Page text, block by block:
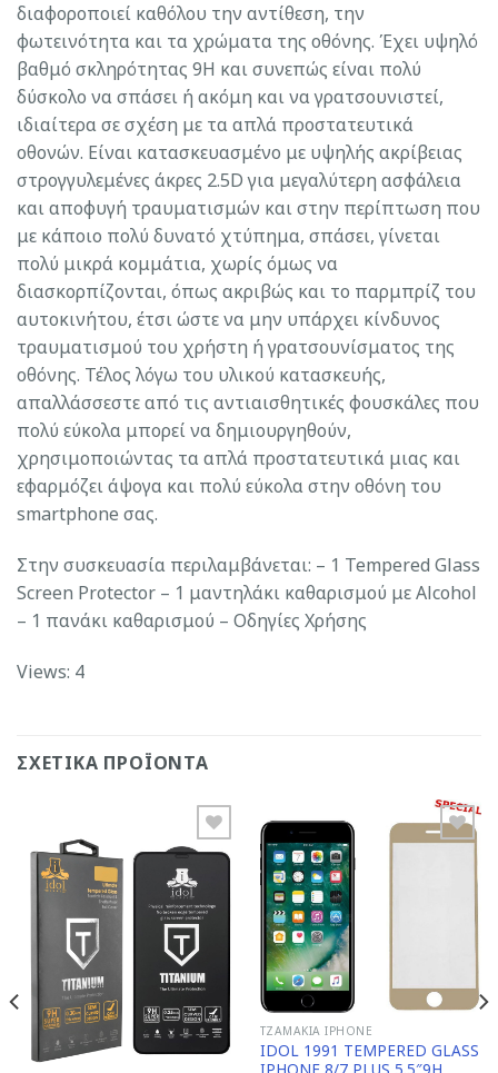
διαφοροποιεί καθόλου την αντίθεση, την
φωτεινότητα και τα χρώματα της οθόνης. Έχει υψηλό
βαθμό σκληρότητας 9H και συνεπώς είναι πολύ
δύσκολο να σπάσει ή ακόμη και να γρατσουνιστεί,
ιδιαίτερα σε σχέση με τα απλά προστατευτικά
οθονών. Είναι κατασκευασμένο με υψηλής ακρίβειας
στρογγυλεμένες άκρες 2.5D για μεγαλύτερη ασφάλεια
και αποφυγή τραυματισμών και στην περίπτωση που
με κάποιο πολύ δυνατό χτύπημα, σπάσει, γίνεται
πολύ μικρά κομμάτια, χωρίς όμως να
διασκορπίζονται, όπως ακριβώς και το παρμπρίζ του
αυτοκινήτου, έτσι ώστε να μην υπάρχει κίνδυνος
τραυματισμού του χρήστη ή γρατσουνίσματος της
οθόνης. Τέλος λόγω του υλικού κατασκευής,
απαλλάσσεστε από τις αντιαισθητικές φουσκάλες που
πολύ εύκολα μπορεί να δημιουργηθούν,
χρησιμοποιώντας τα απλά προστατευτικά μιας και
εφαρμόζει άψογα και πολύ εύκολα στην οθόνη του
smartphone σας.
Στην συσκευασία περιλαμβάνεται: – 1 Tempered Glass
Screen Protector – 1 μαντηλάκι καθαρισμού με Alcohol
– 1 πανάκι καθαρισμού – Οδηγίες Χρήσης
Views: 4
ΣΧΕΤΙΚΆ ΠΡΟΪΌΝΤΑ
Add to
Wishlist
ΤΖΑΜΆΚΙΑ IPHONE
IDOL 1991 TEMPERED GLASS